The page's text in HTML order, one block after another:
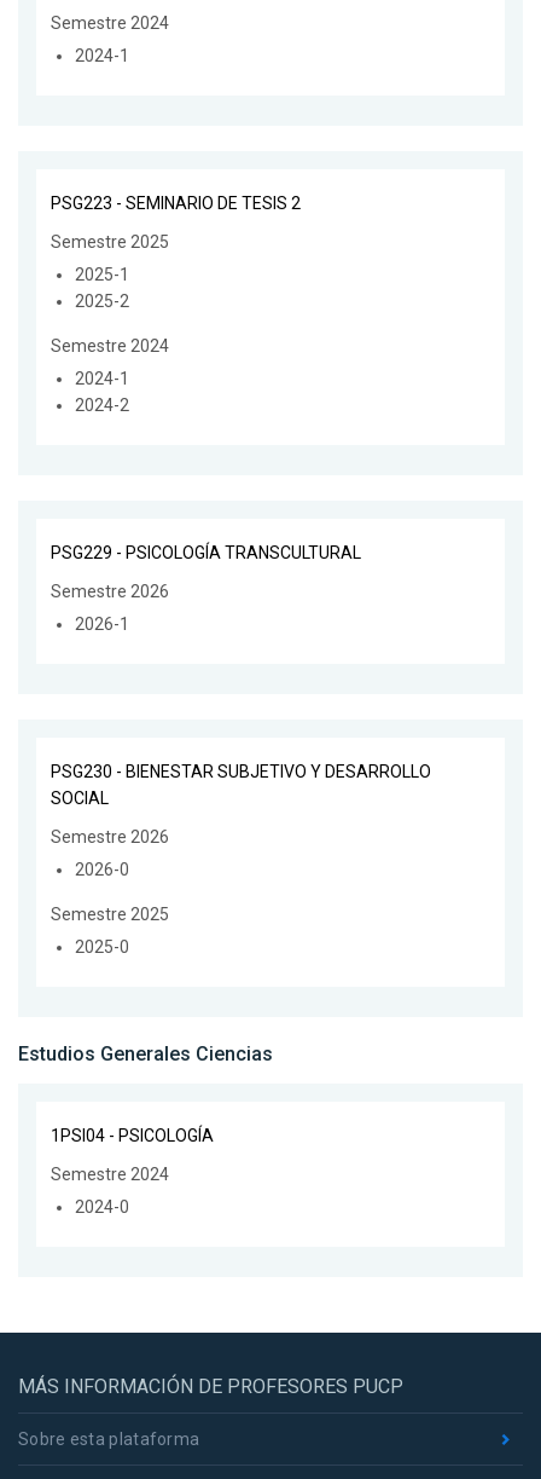
Semestre 2024
2024-1
PSG223 - SEMINARIO DE TESIS 2
Semestre 2025
2025-1
2025-2
Semestre 2024
2024-1
2024-2
PSG229 - PSICOLOGÍA TRANSCULTURAL
Semestre 2026
2026-1
PSG230 - BIENESTAR SUBJETIVO Y DESARROLLO
SOCIAL
Semestre 2026
2026-0
Semestre 2025
2025-0
Estudios Generales Ciencias
1PSI04 - PSICOLOGÍA
Semestre 2024
2024-0
MÁS INFORMACIÓN DE PROFESORES PUCP
Sobre esta plataforma